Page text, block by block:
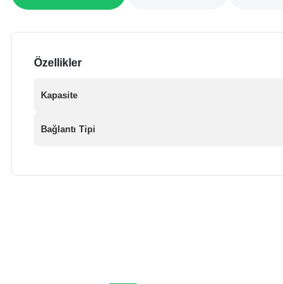
Özellikler
Kapasite
Bağlantı Tipi